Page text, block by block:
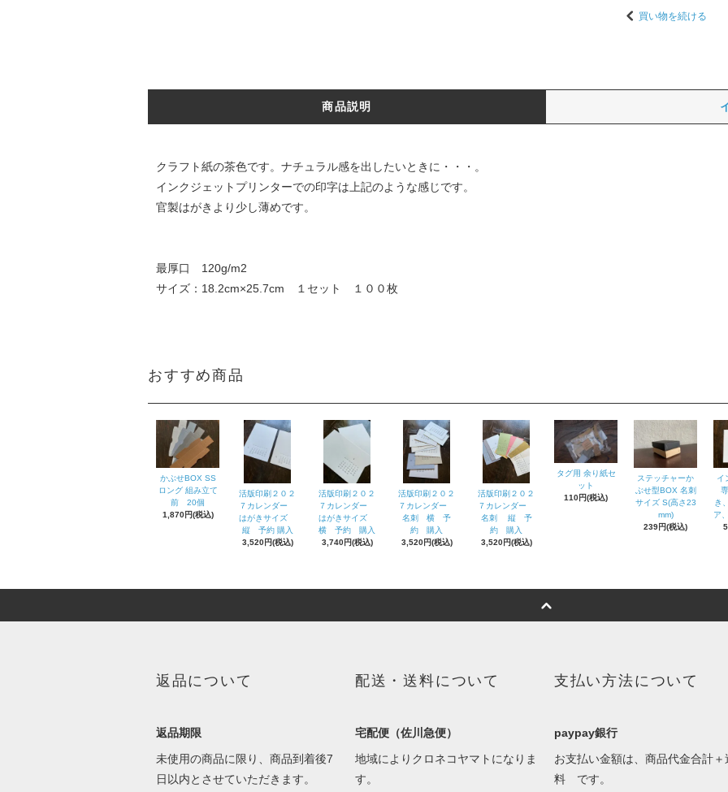
買い物を続ける
商品説明
クラフト紙の茶色です。ナチュラル感を出したいときに・・・。
インクジェットプリンターでの印字は上記のような感じです。
官製はがきより少し薄めです。
最厚口 120g/m2
サイズ：18.2cm×25.7cm １セット １００枚
おすすめ商品
かぶせBOX SS
ロング 組み立て
前 20個
1,870円(税込)
活版印刷２０２
７カレンダー
はがきサイズ
縦 予約 購入
3,520円(税込)
活版印刷２０２
７カレンダー
はがきサイズ
横 予約 購入
3,740円(税込)
活版印刷２０２
７カレンダー
名刺 横 予
約 購入
3,520円(税込)
活版印刷２０２
７カレンダー
名刺 縦 予
約 購入
3,520円(税込)
タグ用 余り紙セ
ット
110円(税込)
ステッチャーか
ぶせ型BOX 名刺
サイズ S(高さ23
mm)
239円(税込)
イ
き
ア
返品について
返品期限
未使用の商品に限り、商品到着後7
日以内とさせていただきます。
配送・送料について
宅配便（佐川急便）
地域によりクロネコヤマトになりま
す。
支払い方法について
paypay銀行
お支払い金額は、商品代金合計＋
料 です。